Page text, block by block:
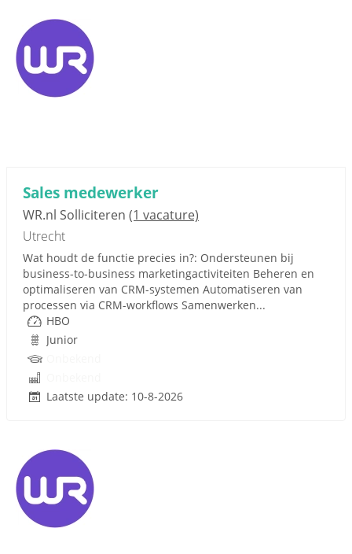
Sales medewerker
WR.nl Solliciteren (1 vacature)
Utrecht
Wat houdt de functie precies in?: Ondersteunen bij
business-to-business marketingactiviteiten Beheren en
optimaliseren van CRM-systemen Automatiseren van
processen via CRM-workflows Samenwerken...
HBO
Junior
Laatste update: 10-8-2026